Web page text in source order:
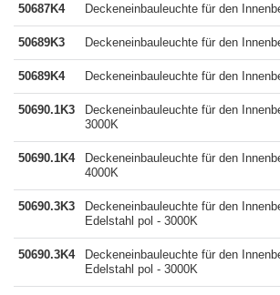
50687K4 Deckeneinbauleuchte für den
50689K3 Deckeneinbauleuchte für den
50689K4 Deckeneinbauleuchte für den
50690.1K3
Deckeneinbauleuchte für den
3000K
50690.1K4
Deckeneinbauleuchte für den
4000K
50690.3K3
Deckeneinbauleuchte für den
Edelstahl pol - 3000K
50690.3K4
Deckeneinbauleuchte für den
Edelstahl pol - 3000K